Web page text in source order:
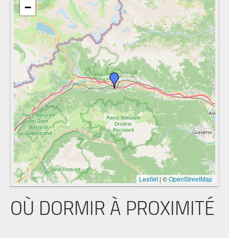
−
Leaflet | ©OpenStreetMap
OÙ DORMIR À PROXIMITÉ